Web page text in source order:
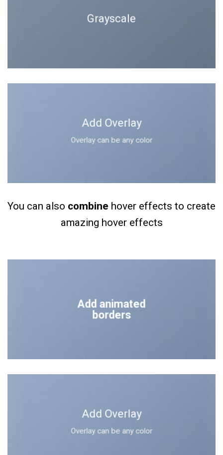
Grayscale
Add Overlay
Overlay can be any color
You can also combine hover effects to create
amazing hover effects
Add animated
borders
Add Overlay
Overlay can be any color